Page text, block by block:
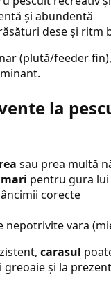
și abundentă
dese și ritm
(plută/feeder fin),
la
sau prea multă
pentru gura lui
corecte
nepotrivite vara
carasul
și la